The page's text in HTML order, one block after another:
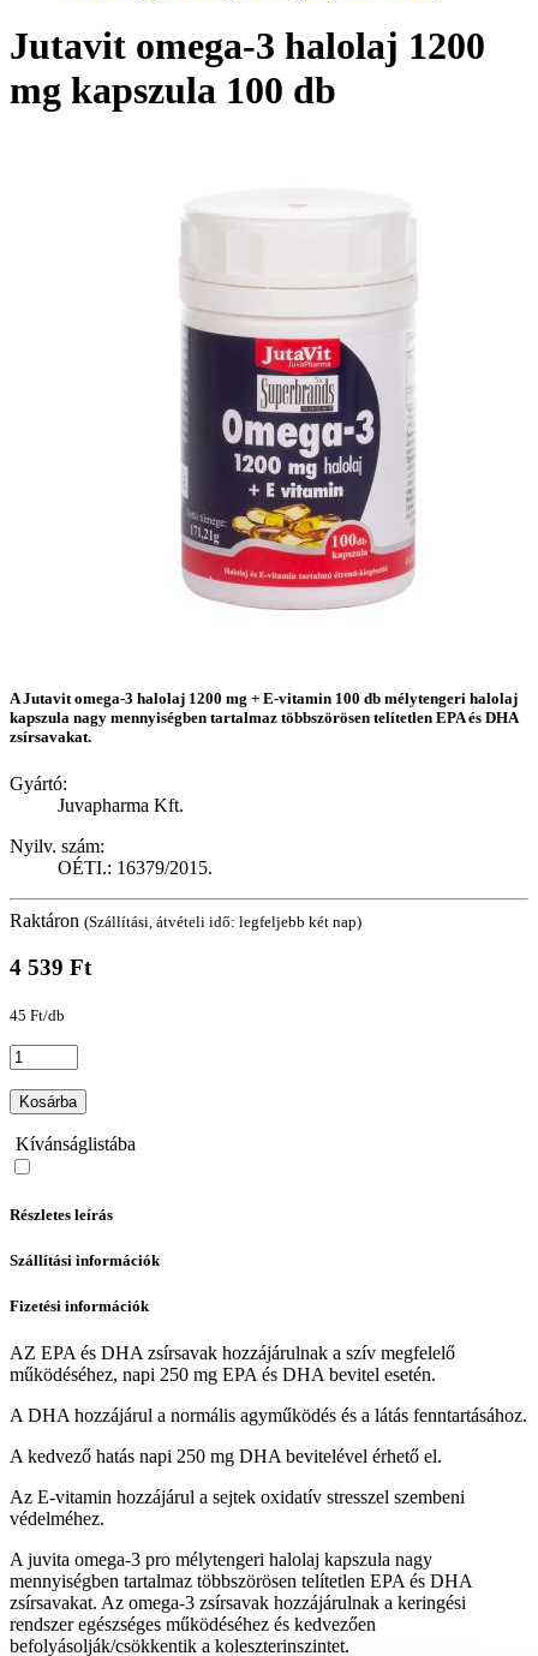
Jutavit omega-3 halolaj 1200
mg kapszula 100 db
A Jutavit omega-3 halolaj 1200 mg + E-vitamin 100 db mélytengeri halolaj
kapszula nagy mennyiségben tartalmaz többszörösen telítetlen EPA és DHA
zsírsavakat.
Gyártó:
Juvapharma Kft.
Nyilv. szám:
OÉTI.: 16379/2015.
Raktáron (Szállítási, átvételi idő: legfeljebb két nap)
4 539 Ft
45 Ft/db
Kosárba
Kívánságlistába
Részletes leírás
Szállítási információk
Fizetési információk
AZ EPA és DHA zsírsavak hozzájárulnak a szív megfelelő
működéséhez, napi 250 mg EPA és DHA bevitel esetén.
A DHA hozzájárul a normális agyműködés és a látás fenntartásához.
A kedvező hatás napi 250 mg DHA bevitelével érhető el.
Az E-vitamin hozzájárul a sejtek oxidatív stresszel szembeni
védelméhez.
A juvita omega-3 pro mélytengeri halolaj kapszula nagy
mennyiségben tartalmaz többszörösen telítetlen EPA és DHA
zsírsavakat. Az omega-3 zsírsavak hozzájárulnak a keringési
rendszer egészséges működéséhez és kedvezően
befolyásolják/csökkentik a koleszterinszintet.